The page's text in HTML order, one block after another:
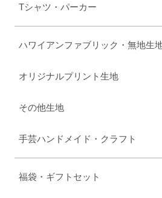
Tシャツ・パーカー
ハワイアンファブリック・無地生
オリジナルプリント生地
その他生地
手芸ハンドメイド・クラフト
福袋・ギフトセット